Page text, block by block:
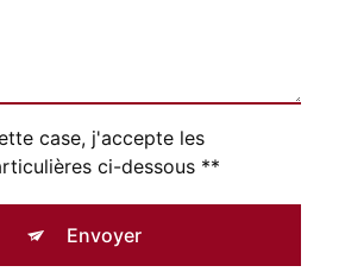
case, j'accepte les
ci-dessous **
Envoyer